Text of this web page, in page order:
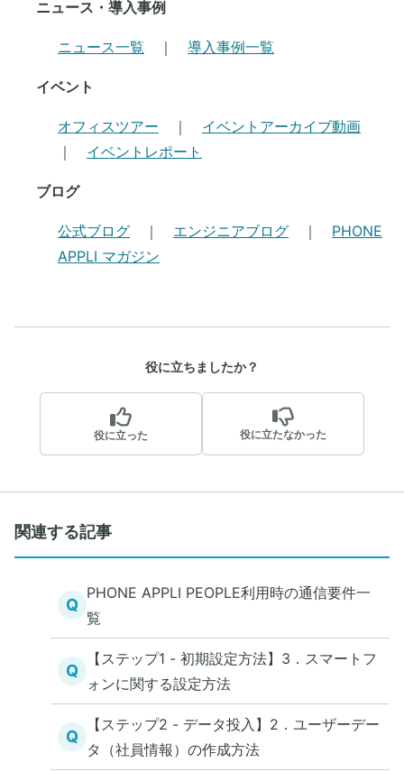
ニュース・導入事例
ニュース一覧 ｜ 導入事例一覧
イベント
オフィスツアー ｜ イベントアーカイブ動画
｜ イベントレポート
ブログ
公式ブログ ｜ エンジニアブログ ｜ PHONE
APPLI マガジン
役に立ちましたか？
役に立った 役に立たなかった
関連する記事
Q
PHONE APPLI PEOPLE利用時の通信要件一
覧
Q
【ステップ1 - 初期設定方法】3．スマートフ
ォンに関する設定方法
Q
【ステップ2 - データ投入】2．ユーザーデー
タ（社員情報）の作成方法